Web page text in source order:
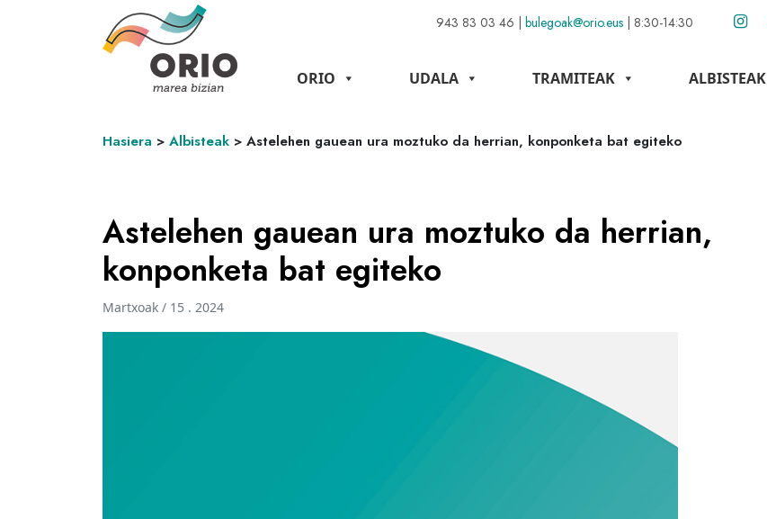
943 83 03 46 | bulegoak@orio.eus | 8:30-14:30
ORIO UDALA TRAMITEAK ALBISTEAK
Hasiera > Albisteak > Astelehen gauean ura moztuko da herrian, konponketa bat egiteko
Astelehen gauean ura moztuko da herrian,
konponketa bat egiteko
Martxoak / 15 . 2024